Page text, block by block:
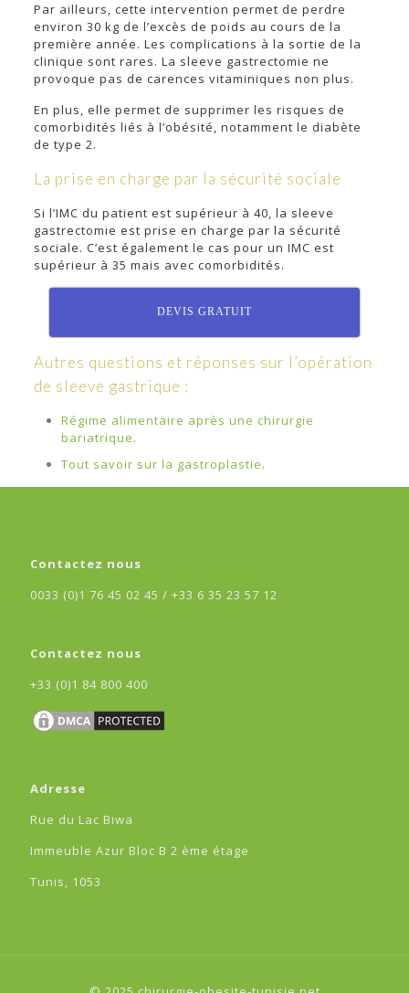
Par ailleurs, cette intervention permet de perdre
environ 30 kg de l’excès de poids au cours de la
première année. Les complications à la sortie de la
clinique sont rares. La sleeve gastrectomie ne
provoque pas de carences vitaminiques non plus.
En plus, elle permet de supprimer les risques de
comorbidités liés à l’obésité, notamment le diabète
de type 2.
La prise en charge par la sécurité sociale
Si l’IMC du patient est supérieur à 40, la sleeve
gastrectomie est prise en charge par la sécurité
sociale. C’est également le cas pour un IMC est
supérieur à 35 mais avec comorbidités.
DEVIS GRATUIT
Autres questions et réponses sur l’opération
de sleeve gastrique :
Régime alimentaire après une chirurgie
bariatrique.
Tout savoir sur la gastroplastie.
Contactez nous
0033 (0)1 76 45 02 45 / +33 6 35 23 57 12
Contactez nous
+33 (0)1 84 800 400
Adresse
Rue du Lac Biwa
Immeuble Azur Bloc B 2 ème étage
Tunis, 1053